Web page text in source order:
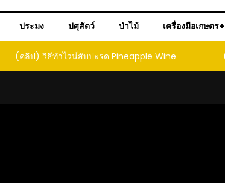
ประมง ปศุสัตว์ ป่าไม้ เครื่องมือเกษตร
(คลิป) วิธีทำไวน์สับปะรด Pineapple Wine